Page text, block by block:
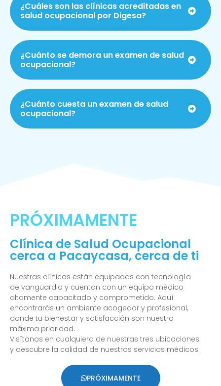
¿Cuáles son las clínicas acreditadas en
salud ocupacional por Digesa?
¿Cuánto se demora un examen de salud
ocupacional?
¿Cuánto cuesta un examen de salud
ocupacional?
PRÓXIMAMENTE
Clínica de Salud Ocupacional
cerca a Pacaycasa, cerca de ti
Nuestras clínicas están equipadas con tecnología
de vanguardia y cuentan con un equipo médico
altamente capacitado y comprometido. Aquí
encontrarás un ambiente acogedor y profesional,
donde tu bienestar y satisfacción son nuestra
máxima prioridad.
Visítanos en cualquiera de nuestras tres ubicaciones
y descubre la calidad de nuestros servicios médicos.
PRÓXIMAMENTE